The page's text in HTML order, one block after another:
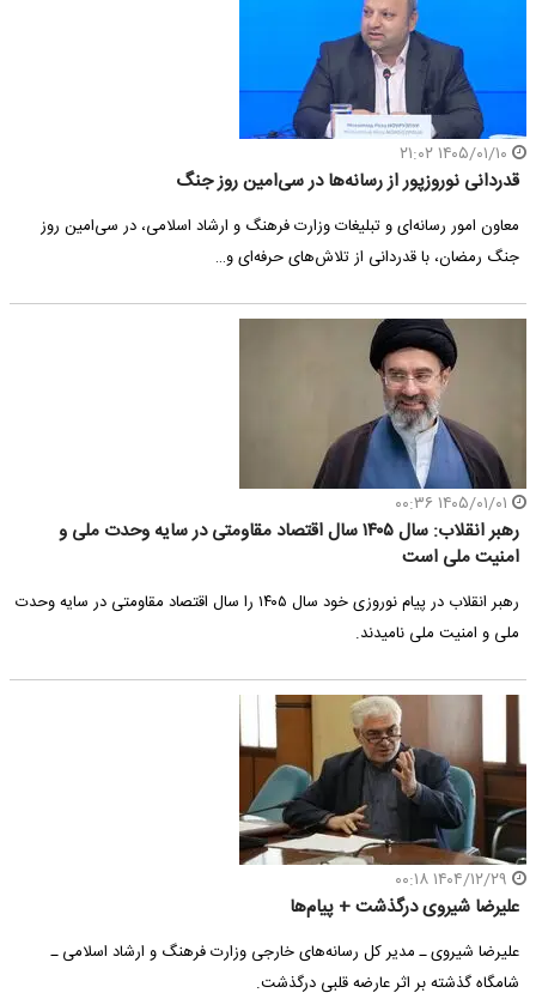
قدردانی نوروزپور از رسانه‌ها در سی‌امین روز جنگ
معاون امور رسانه‌ای و تبلیغات وزارت فرهنگ و ارشاد اسلامی، در سی‌امین روز
جنگ رمضان، با قدردانی از تلاش‌های حرفه‌ای و…
رهبر انقلاب: سال ۱۴۰۵ سال اقتصاد مقاومتی در سایه وحدت ملی و
امنیت ملی است
رهبر انقلاب در پیام نوروزی خود سال ۱۴۰۵ را سال اقتصاد مقاومتی در سایه وحدت
ملی و امنیت ملی نامیدند.
علیرضا شیروی درگذشت + پیام‌ها
علیرضا شیروی ـ مدیر کل رسانه‌های خارجی وزارت فرهنگ و ارشاد اسلامی ـ
شامگاه گذشته بر اثر عارضه قلبی درگذشت.